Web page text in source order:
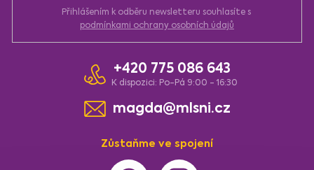
v
ý
p
s
u
Přihlášením k odběru newsletteru souhlasíte s
podmínkami ochrany osobních údajů
Zůstaňme ve spojení
+420 775 086 643
K dispozici: Po-Pá 9:00 - 16:30
magda@mlsni.cz